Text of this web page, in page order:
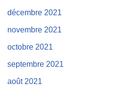
décembre 2021
novembre 2021
octobre 2021
septembre 2021
août 2021